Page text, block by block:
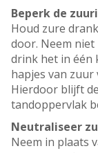
Beperk de
Houd zure
door. Neem
drink het in één
hapjes van zuur
Hierdoor blijft
tandoppervlak
Neutraliseer
Neem in plaats